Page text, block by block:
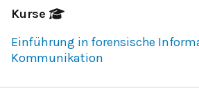
Kurse
Einführung in forensische
Kommunikation